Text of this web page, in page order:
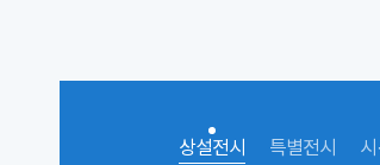
상설전시 특별전시 시